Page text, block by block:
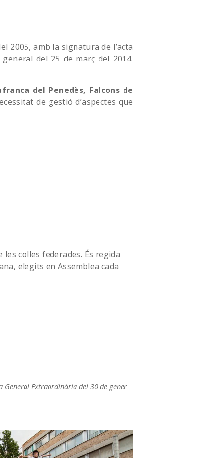
2005, amb la signatura de l’acta
del 25 de març del 2014.
del Penedès, Falcons de
de gestió d’aspectes que
les colles federades. És regida
elegits en Assemblea cada
General Extraordinària del 30 de gener